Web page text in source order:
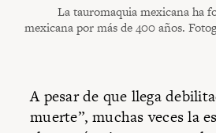
La tauromaquia mexicana ha
mexicana por más de 400 años.
A pesar de que llega
muerte”, muchas veces la